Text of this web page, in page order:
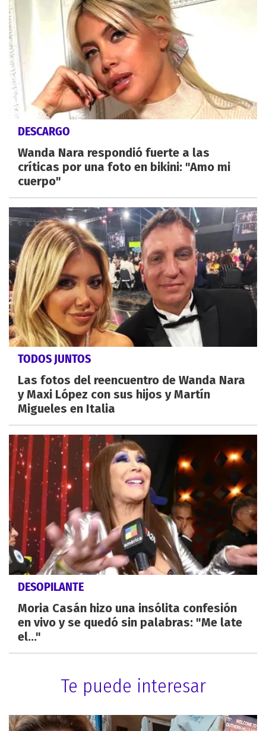
DESCARGO
Wanda Nara respondió fuerte a las
críticas por una foto en bikini: "Amo mi
cuerpo"
TODOS JUNTOS
Las fotos del reencuentro de Wanda Nara
y Maxi López con sus hijos y Martín
Migueles en Italia
DESOPILANTE
Moria Casán hizo una insólita confesión
en vivo y se quedó sin palabras: "Me late
el..."
Te puede interesar